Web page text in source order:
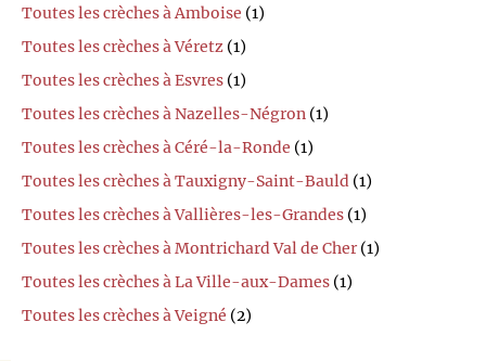
Toutes les crèches à Amboise (1)
Toutes les crèches à Véretz (1)
Toutes les crèches à Esvres (1)
Toutes les crèches à Nazelles-Négron (1)
Toutes les crèches à Céré-la-Ronde (1)
Toutes les crèches à Tauxigny-Saint-Bauld (1)
Toutes les crèches à Vallières-les-Grandes (1)
Toutes les crèches à Montrichard Val de Cher (1)
Toutes les crèches à La Ville-aux-Dames (1)
Toutes les crèches à Veigné (2)